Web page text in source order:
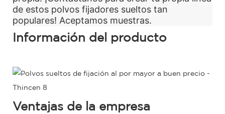
de estos polvos fijadores sueltos tan
populares! Aceptamos muestras.
Información del producto
Ventajas de la empresa